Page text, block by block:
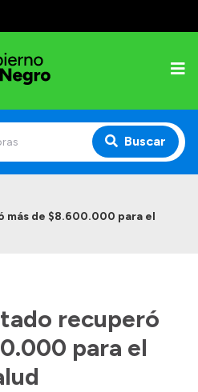
Buscar
más de $8.600.000 para el
recuperó
para el